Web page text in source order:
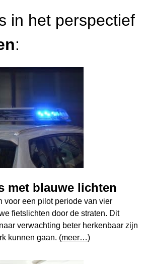
in het perspectief
:
met blauwe lichten
voor een pilot periode van vier
fietslichten door de straten. Dit
verwachting beter herkenbaar zijn
kunnen gaan. (meer…)